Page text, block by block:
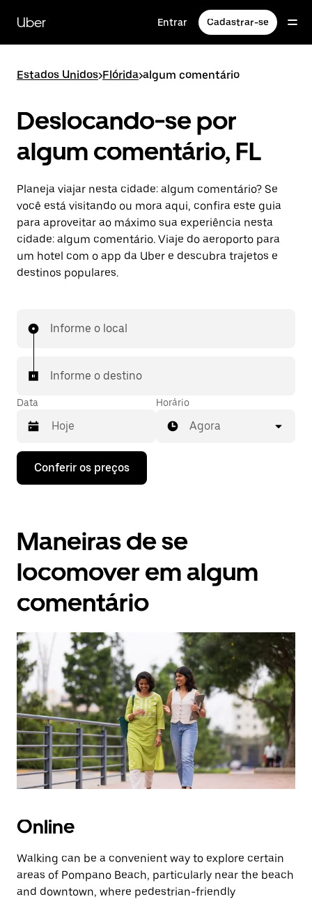
para
conteúdo
Uber Entrar Cadastrar-se
Estados Unidos>Flórida>algum comentário
Deslocando-se por
algum comentário, FL
Planeja viajar nesta cidade: algum comentário? Se
você está visitando ou mora aqui, confira este guia
para aproveitar ao máximo sua experiência nesta
cidade: algum comentário. Viaje do aeroporto para
um hotel com o app da Uber e descubra trajetos e
destinos populares.
Informe o local
Informe o destino
Data
Pressione
seta
interagir
com
calendário
selecionar
uma
Pressione
a
tecla
“ESC”
para
fechar
o
calendário.
Horário
Agora
Conferir os preços
Maneiras de se
locomover em algum
comentário
Online
Walking can be a convenient way to explore certain
areas of Pompano Beach, particularly near the beach
and downtown, where pedestrian-friendly